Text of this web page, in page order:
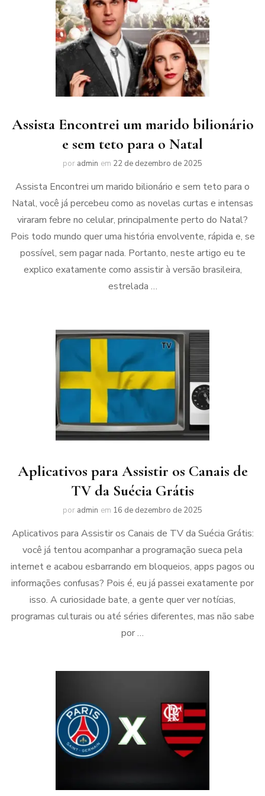
Assista Encontrei um marido bilionário
e sem teto para o Natal
por admin em 22 de dezembro de 2025
Assista Encontrei um marido bilionário e sem teto para o
Natal, você já percebeu como as novelas curtas e intensas
viraram febre no celular, principalmente perto do Natal?
Pois todo mundo quer uma história envolvente, rápida e, se
possível, sem pagar nada. Portanto, neste artigo eu te
explico exatamente como assistir à versão brasileira,
estrelada …
Aplicativos para Assistir os Canais de
TV da Suécia Grátis
por admin em 16 de dezembro de 2025
Aplicativos para Assistir os Canais de TV da Suécia Grátis:
você já tentou acompanhar a programação sueca pela
internet e acabou esbarrando em bloqueios, apps pagos ou
informações confusas? Pois é, eu já passei exatamente por
isso. A curiosidade bate, a gente quer ver notícias,
programas culturais ou até séries diferentes, mas não sabe
por …